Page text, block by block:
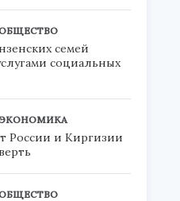
семей
социальных
ЭКОНОМИКА
России и Киргизии